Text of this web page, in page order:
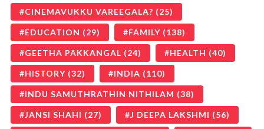
CINEMAVUKKU VAREEGALA? (25)
EDUCATION (29) FAMILY (138)
GEETHA PAKKANGAL (24) HEALTH (40)
HISTORY (32) INDIA (110)
INDU SAMUTHRATHIN NITHILAM (38)
JANSI SHAHI (27) J DEEPA LAKSHMI (56)